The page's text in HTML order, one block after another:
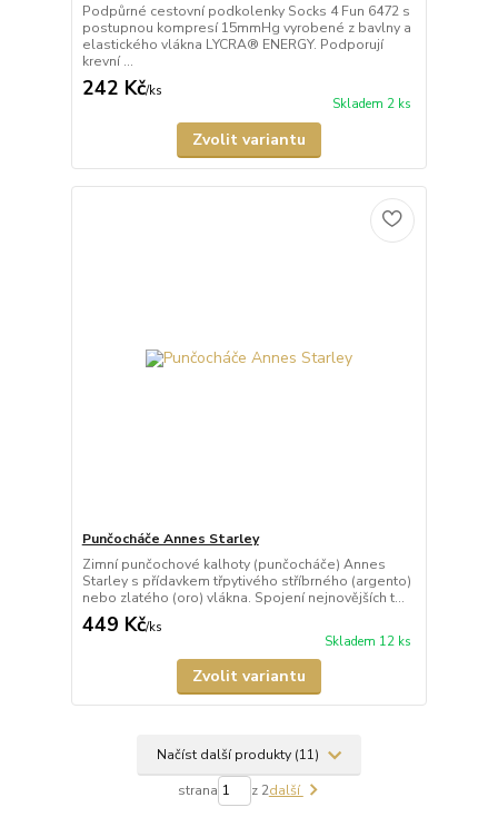
Podpůrné cestovní podkolenky Socks 4 Fun 6472 s
postupnou kompresí 15mmHg vyrobené z bavlny a
elastického vlákna LYCRA® ENERGY. Podporují
krevní ...
242 Kč/ks
Skladem 2 ks
Zvolit variantu
Punčocháče Annes Starley
Zimní punčochové kalhoty (punčocháče) Annes
Starley s přídavkem třpytivého stříbrného (argento)
nebo zlatého (oro) vlákna. Spojení nejnovějších t...
449 Kč/ks
Skladem 12 ks
Zvolit variantu
Načíst další produkty (11)
strana z 2další